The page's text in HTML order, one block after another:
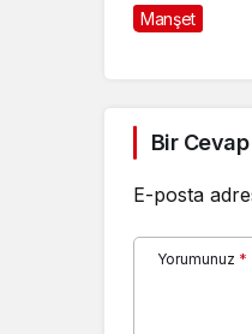
Manşet
Bir
E-posta
Yorumunuz *